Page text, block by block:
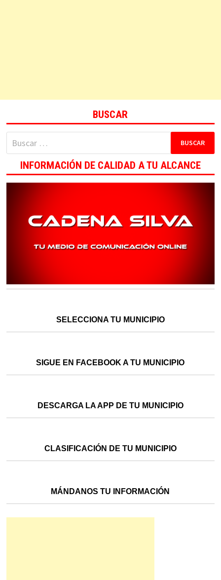
BUSCAR
Buscar:
INFORMACIÓN DE CALIDAD A TU ALCANCE
SELECCIONA TU MUNICIPIO
SIGUE EN FACEBOOK A TU MUNICIPIO
DESCARGA LA APP DE TU MUNICIPIO
CLASIFICACIÓN DE TU MUNICIPIO
MÁNDANOS TU INFORMACIÓN